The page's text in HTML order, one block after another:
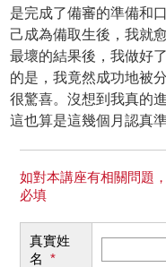
是完成了備審的準備和
己成為備取生後，我就
最壞的結果後，我做好
的是，我竟然成功地被
很驚喜。沒想到我真的
這也算是這幾個月認真
如對本講座有相關問題
必填
真實姓
名 *